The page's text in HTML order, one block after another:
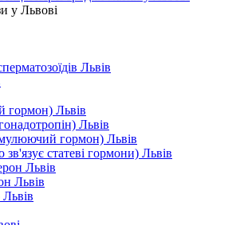
у Львові
Львів
гормон) Львів
Львів
гормон) Львів
статеві гормони) Львів
Львів
Львів